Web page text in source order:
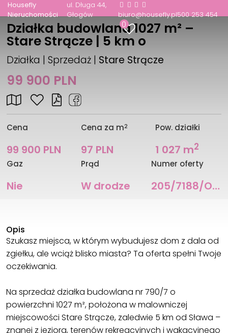
Housefly
Nieruchomości
ul. Długa 44
Głogów
biuro@housefly.pl500 253 454
0
Działka budowlana 1027 m² –
Stare Strącze | 5 km o
Działka | Sprzedaż | Stare Strącze
99 900 PLN
Cena
99 900 PLN
Cena za m2
97 PLN
Pow. działki
1 027 m2
Gaz
Nie
Prąd
W drodze
Numer oferty
205/7188/OGS
Opis
Szukasz miejsca, w którym wybudujesz dom z dala od
zgiełku, ale wciąż blisko miasta? Ta oferta spełni Twoje
oczekiwania.
Na sprzedaż działka budowlana nr 790/7 o
powierzchni 1027 m², położona w malowniczej
miejscowości Stare Strącze, zaledwie 5 km od Sława –
znanej z jeziora, terenów rekreacyjnych i wakacyjnego